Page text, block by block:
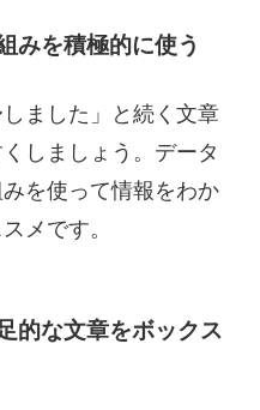
みを積極的に使う
しました」と続く文章
しましょう。データ
を使って情報をわか
メです。
的な文章をボックス